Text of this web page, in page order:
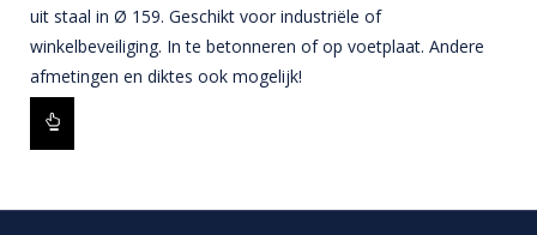
uit staal in Ø 159. Geschikt voor industriële of
winkelbeveiliging. In te betonneren of op voetplaat. Andere
afmetingen en diktes ook mogelijk!